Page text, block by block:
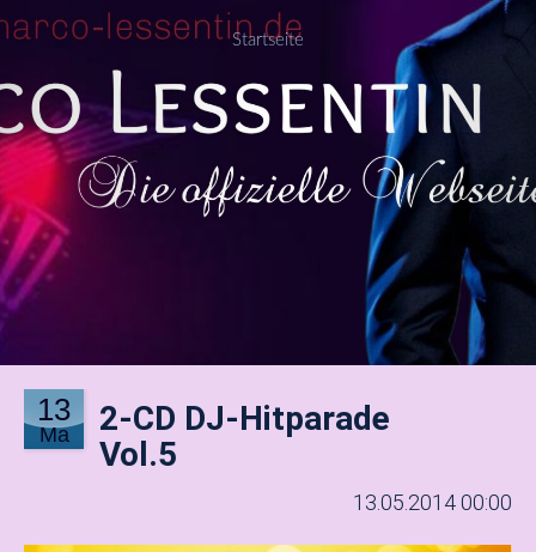
Startseite
13
Ma
2-CD DJ-Hitparade
Vol.5
13.05.2014 00:00
Impressum